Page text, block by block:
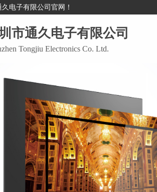
电子有限公司官网！
市通久电子有限公司
Tongjiu Electronics Co. Ltd.